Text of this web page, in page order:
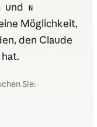
und N
Möglichkeit,
den Claude
Sie: